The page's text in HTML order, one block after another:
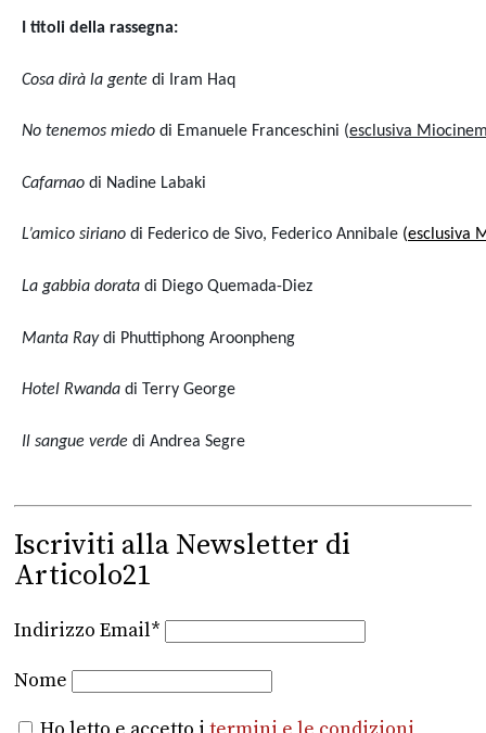
I titoli della rassegna:
Cosa dirà la gente di Iram Haq
No tenemos miedo di Emanuele Franceschini (esclusiva
Cafarnao di Nadine Labaki
L’amico siriano di Federico de Sivo, Federico Annibale (esclusiva
La gabbia dorata di Diego Quemada-Diez
Manta Raydi Phuttiphong Aroonpheng
Hotel Rwanda di Terry George
Il sangue verde di Andrea Segre
Iscriviti alla Newsletter di
Articolo21
Indirizzo Email*
Nome